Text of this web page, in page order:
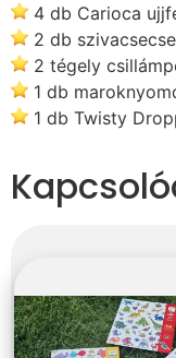
4 db Carioca
2 db
2 tégely
1 db
1 db Twisty